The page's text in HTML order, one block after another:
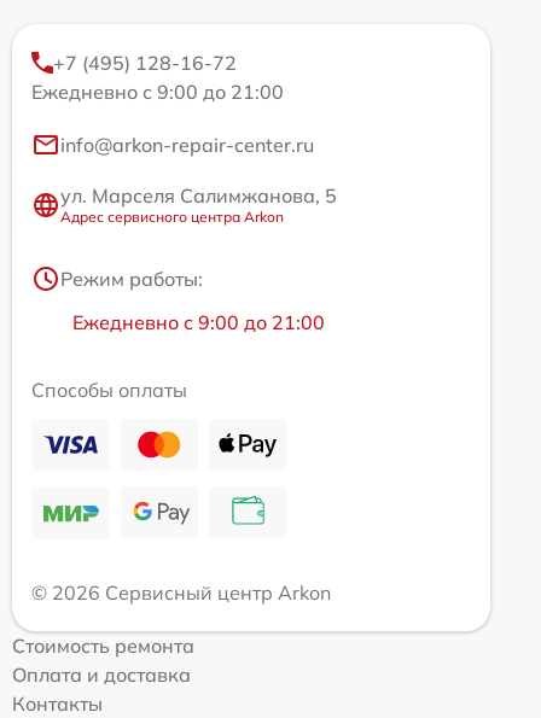
+7 (495) 128-16-72
Ежедневно с 9:00 до 21:00
info@arkon-repair-center.ru
ул. Марселя Салимжанова, 5
Адрес сервисного центра Arkon
Режим работы:
Ежедневно с 9:00 до 21:00
Способы оплаты
© 2026 Сервисный центр Arkon
Стоимость ремонта
Оплата и доставка
Контакты